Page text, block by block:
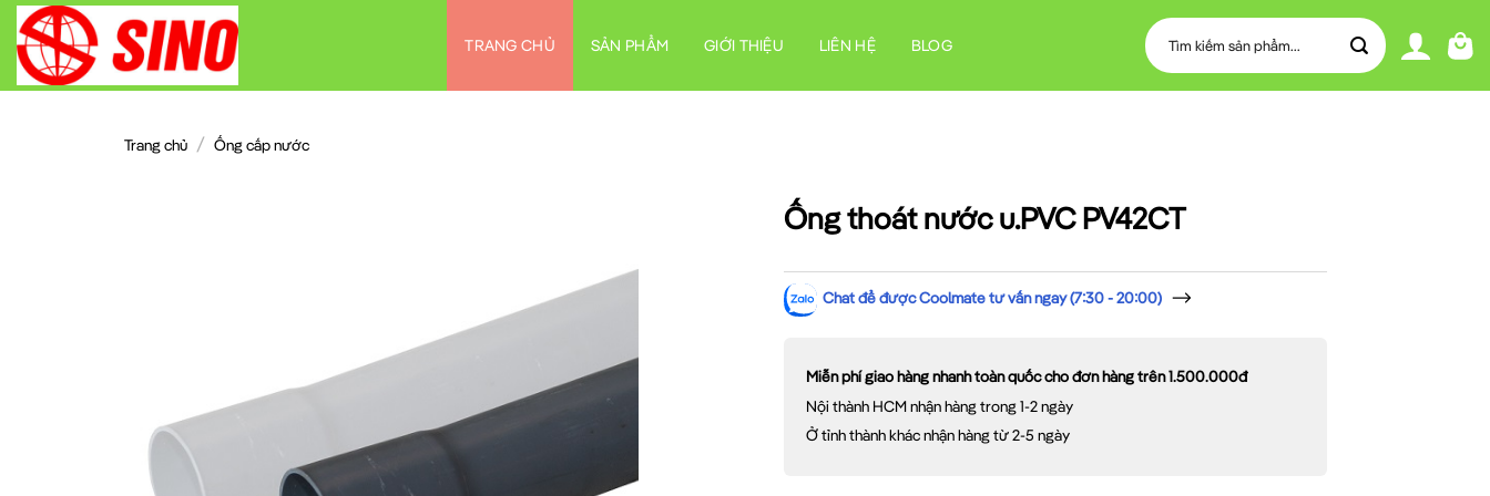
Chuyển
đến
nội
dung
TRANG CHỦ SẢN PHẨM GIỚI THIỆU LIÊN HỆ BLOG
Tìm
kiếm:
Trang chủ / Ống cấp nước
Ống thoát nước u.PVC PV42CT
Chat để được Coolmate tư vấn ngay (7:30 - 20:00)
Miễn phí giao hàng nhanh toàn quốc cho đơn hàng trên 1.500.000đ
Nội thành HCM nhận hàng trong 1-2 ngày
Ở tỉnh thành khác nhận hàng từ 2-5 ngày